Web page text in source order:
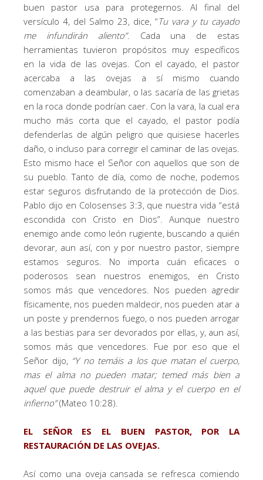
buen pastor usa para protegernos. Al final del
versículo 4, del Salmo 23, dice, “Tu vara y tu cayado
me infundirán aliento”. Cada una de estas
herramientas tuvieron propósitos muy específicos
en la vida de las ovejas. Con el cayado, el pastor
acercaba a las ovejas a sí mismo cuando
comenzaban a deambular, o las sacaría de las grietas
en la roca donde podrían caer. Con la vara, la cual era
mucho más corta que el cayado, el pastor podía
defenderlas de algún peligro que quisiese hacerles
daño, o incluso para corregir el caminar de las ovejas.
Esto mismo hace el Señor con aquellos que son de
su pueblo. Tanto de día, como de noche, podemos
estar seguros disfrutando de la protección de Dios.
Pablo dijo en Colosenses 3:3, que nuestra vida “está
escondida con Cristo en Dios”. Aunque nuestro
enemigo ande como león rugiente, buscando a quién
devorar, aun así, con y por nuestro pastor, siempre
estamos seguros. No importa cuán eficaces o
poderosos sean nuestros enemigos, en Cristo
somos más que vencedores. Nos pueden agredir
físicamente, nos pueden maldecir, nos pueden atar a
un poste y prendernos fuego, o nos pueden arrogar
a las bestias para ser devorados por ellas, y, aun así,
somos más que vencedores. Fue por eso que el
Señor dijo, “Y no temáis a los que matan el cuerpo,
mas el alma no pueden matar; temed más bien a
aquel que puede destruir el alma y el cuerpo en el
infierno”(Mateo 10:28).
EL SEÑOR ES EL BUEN PASTOR, POR LA
RESTAURACIÓN DE LAS OVEJAS.
Así como una oveja cansada se refresca comiendo